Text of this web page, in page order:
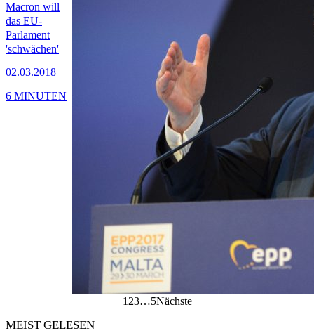
Macron will
das EU-
Parlament
'schwächen'
02.03.2018
6 MINUTEN
1 23…5Nächste
MEIST GELESEN